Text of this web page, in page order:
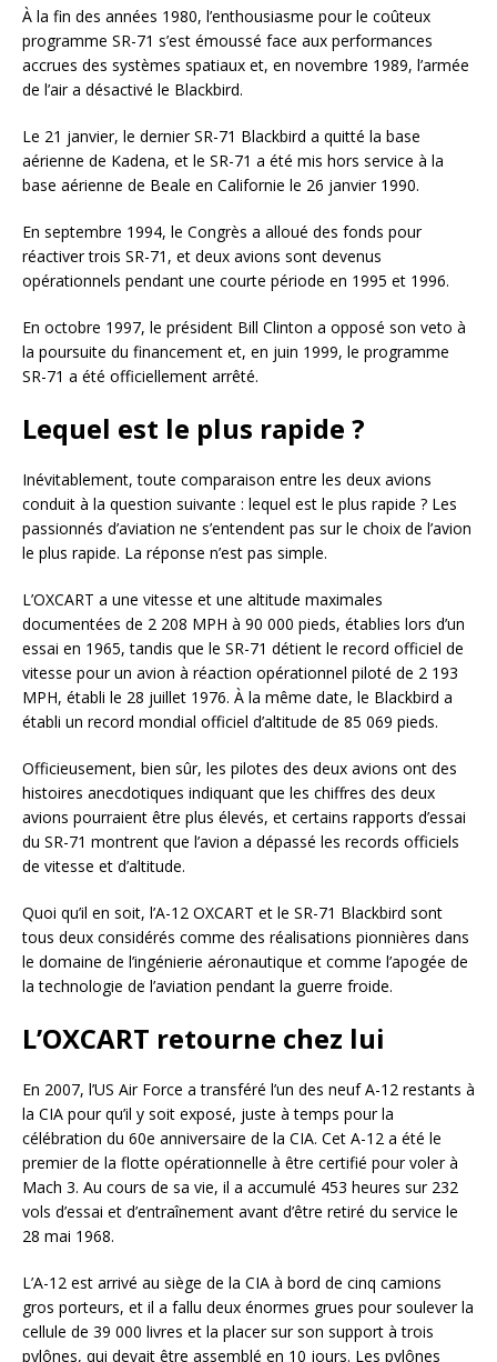
À la fin des années 1980, l’enthousiasme pour le coûteux
programme SR-71 s’est émoussé face aux performances
accrues des systèmes spatiaux et, en novembre 1989, l’armée
de l’air a désactivé le Blackbird.
Le 21 janvier, le dernier SR-71 Blackbird a quitté la base
aérienne de Kadena, et le SR-71 a été mis hors service à la
base aérienne de Beale en Californie le 26 janvier 1990.
En septembre 1994, le Congrès a alloué des fonds pour
réactiver trois SR-71, et deux avions sont devenus
opérationnels pendant une courte période en 1995 et 1996.
En octobre 1997, le président Bill Clinton a opposé son veto à
la poursuite du financement et, en juin 1999, le programme
SR-71 a été officiellement arrêté.
Lequel est le plus rapide ?
Inévitablement, toute comparaison entre les deux avions
conduit à la question suivante : lequel est le plus rapide ? Les
passionnés d’aviation ne s’entendent pas sur le choix de l’avion
le plus rapide. La réponse n’est pas simple.
L’OXCART a une vitesse et une altitude maximales
documentées de 2 208 MPH à 90 000 pieds, établies lors d’un
essai en 1965, tandis que le SR-71 détient le record officiel de
vitesse pour un avion à réaction opérationnel piloté de 2 193
MPH, établi le 28 juillet 1976. À la même date, le Blackbird a
établi un record mondial officiel d’altitude de 85 069 pieds.
Officieusement, bien sûr, les pilotes des deux avions ont des
histoires anecdotiques indiquant que les chiffres des deux
avions pourraient être plus élevés, et certains rapports d’essai
du SR-71 montrent que l’avion a dépassé les records officiels
de vitesse et d’altitude.
Quoi qu’il en soit, l’A-12 OXCART et le SR-71 Blackbird sont
tous deux considérés comme des réalisations pionnières dans
le domaine de l’ingénierie aéronautique et comme l’apogée de
la technologie de l’aviation pendant la guerre froide.
L’OXCART retourne chez lui
En 2007, l’US Air Force a transféré l’un des neuf A-12 restants à
la CIA pour qu’il y soit exposé, juste à temps pour la
célébration du 60e anniversaire de la CIA. Cet A-12 a été le
premier de la flotte opérationnelle à être certifié pour voler à
Mach 3. Au cours de sa vie, il a accumulé 453 heures sur 232
vols d’essai et d’entraînement avant d’être retiré du service le
28 mai 1968.
L’A-12 est arrivé au siège de la CIA à bord de cinq camions
gros porteurs, et il a fallu deux énormes grues pour soulever la
cellule de 39 000 livres et la placer sur son support à trois
pylônes, qui devait être assemblé en 10 jours. Les pylônes